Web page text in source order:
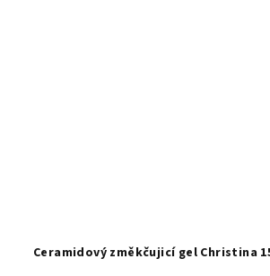
Ceramidový změkčujicí gel Christina